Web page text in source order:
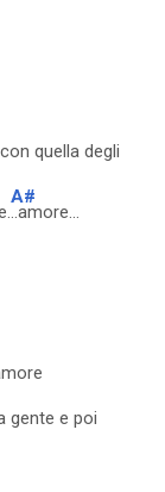
quella degli
A#
..amore...
gente e poi